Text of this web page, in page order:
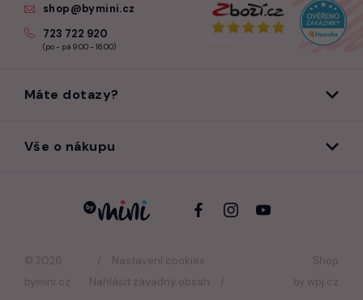
© 2026
bymini.cz
Nastavení cookies
Nahlásit závadný obsah
Shop
by wpj.cz
shop@bymini.cz
723 722 920
(po - pá 9:00 - 16:00)
Máte dotazy?
Vše o nákupu